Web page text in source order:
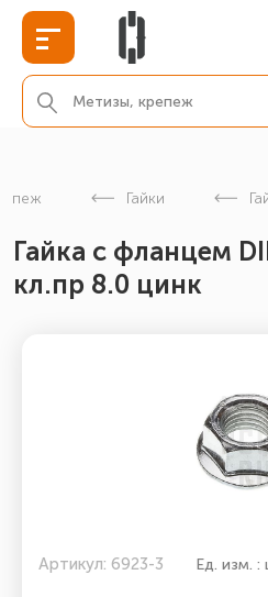
Гайки
Гайка с фланцем
кл.пр 8.0 цинк
Артикул: 6923-3 Ед. изм. :